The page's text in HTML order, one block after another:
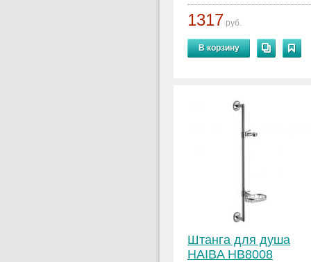
1317 руб.
В корзину
Штанга для душа
HAIBA HB8008